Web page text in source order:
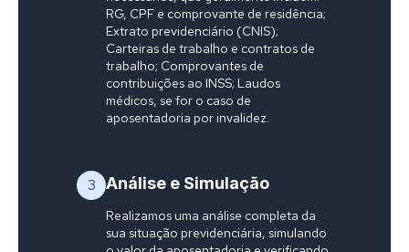
RG, CPF e comprovante de residência;
Extrato previdenciário (CNIS);
Carteiras de trabalho e contratos de
trabalho; Comprovantes de
contribuições ao INSS; Laudos
médicos, se for o caso de
aposentadoria por invalidez.
3 Análise e Simulação
Realizamos uma análise completa da
sua situação previdenciária, simulando